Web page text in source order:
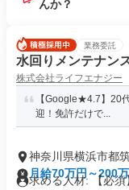
んか？
業務委託
水回りメンテナン
株式会社ライフエナジー
【Google★4.7】20
迎！免許だけで...
神奈川県横浜市都
月給70万円～200
求める人材: 【必